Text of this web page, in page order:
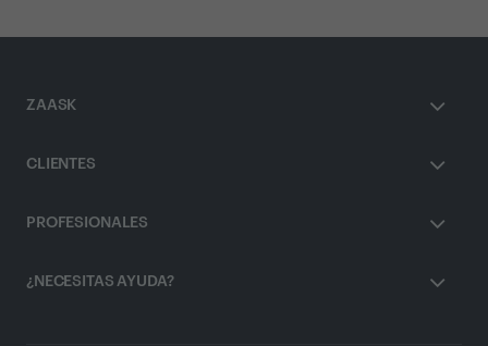
ZAASK
CLIENTES
PROFESIONALES
¿NECESITAS AYUDA?